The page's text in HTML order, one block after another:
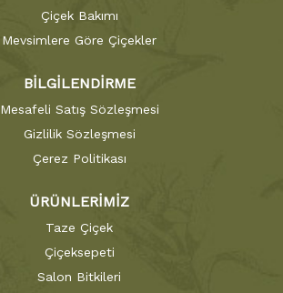
Çiçek Bakımı
Mevsimlere Göre Çiçekler
BİLGİLENDİRME
Mesafeli Satış Sözleşmesi
Gizlilik Sözleşmesi
Çerez Politikası
ÜRÜNLERİMİZ
Taze Çiçek
Çiçeksepeti
Salon Bitkileri